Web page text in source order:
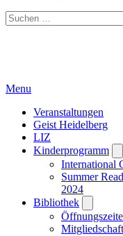
Suchen
nach:
Menu
Veranstaltungen
Geist Heidelberg
LIZ
Kinderprogramm
International
Summer
2024
Bibliothek
submenu